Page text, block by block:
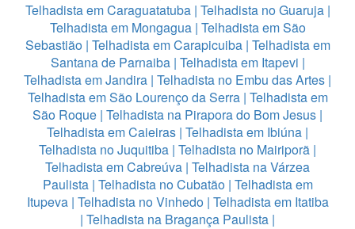
Telhadista em Caraguatatuba| Telhadista no Guaruja|
Telhadista em Mongagua| Telhadista em São
Sebastião| Telhadista em Carapicuiba| Telhadista em
Santana de Parnaiba| Telhadista em Itapevi |
Telhadista em Jandira | Telhadista no Embu das Artes |
Telhadista em São Lourenço da Serra| Telhadista em
São Roque | Telhadista na Pirapora do Bom Jesus |
Telhadista em Caieiras | Telhadista em Ibiúna |
Telhadista no Juquitiba | Telhadista no Mairiporã |
Telhadista em Cabreúva | Telhadista na Várzea
Paulista| Telhadista no Cubatão| Telhadista em
Itupeva| Telhadista no Vinhedo| Telhadista em Itatiba
| Telhadista na Bragança Paulista |